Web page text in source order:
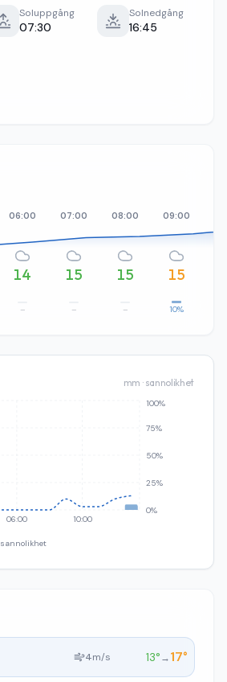
Soluppgång
07:30
Solnedgång
16:45
06:00
14
–
07:00
15
–
08:00
15
–
09:00
15
10%
mm · sannolikhet
06:00 10:00
0%
25%
50%
75%
100%
sannolikhet
4m/s 13°→17°